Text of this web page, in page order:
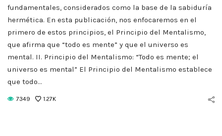
fundamentales, considerados como la base de la sabiduría
hermética. En esta publicación, nos enfocaremos en el
primero de estos principios, el Principio del Mentalismo,
que afirma que “todo es mente” y que el universo es
mental. II. Principio del Mentalismo: “Todo es mente; el
universo es mental” El Principio del Mentalismo establece
que todo…
7349 1.27K